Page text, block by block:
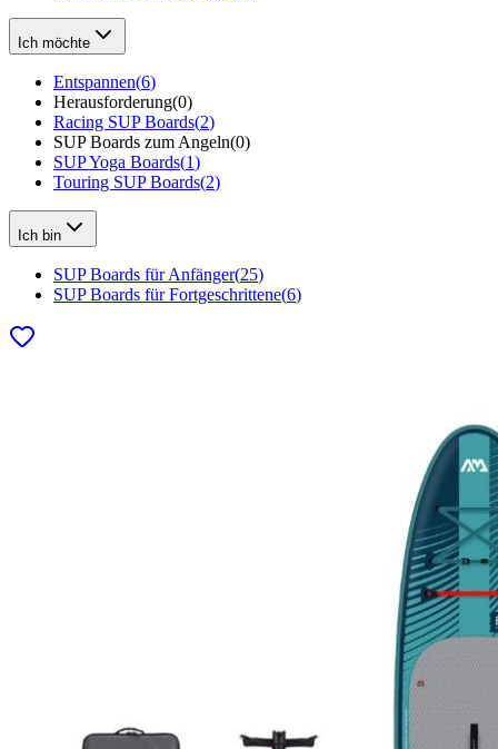
Ich möchte
Entspannen(6)
Herausforderung(0)
Racing SUP Boards(2)
SUP Boards zum Angeln(0)
SUP Yoga Boards(1)
Touring SUP Boards(2)
Ich bin
SUP Boards für Anfänger(25)
SUP Boards für Fortgeschrittene(6)